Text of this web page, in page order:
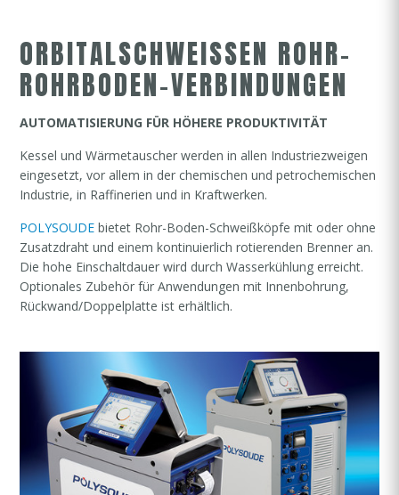
ORBITALSCHWEISSEN ROHR-
ROHRBODEN-VERBINDUNGEN
AUTOMATISIERUNG FÜR HÖHERE PRODUKTIVITÄT
Kessel und Wärmetauscher werden in allen Industriezweigen
eingesetzt, vor allem in der chemischen und petrochemischen
Industrie, in Raffinerien und in Kraftwerken.
POLYSOUDE bietet Rohr-Boden-Schweißköpfe mit oder ohne
Zusatzdraht und einem kontinuierlich rotierenden Brenner an.
Die hohe Einschaltdauer wird durch Wasserkühlung erreicht.
Optionales Zubehör für Anwendungen mit Innenbohrung,
Rückwand/Doppelplatte ist erhältlich.